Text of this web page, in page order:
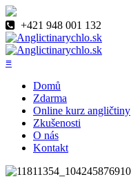
+421 948 001 132
≡
Domů
Zdarma
Online kurz angličtiny
Zkušenosti
O nás
Kontakt